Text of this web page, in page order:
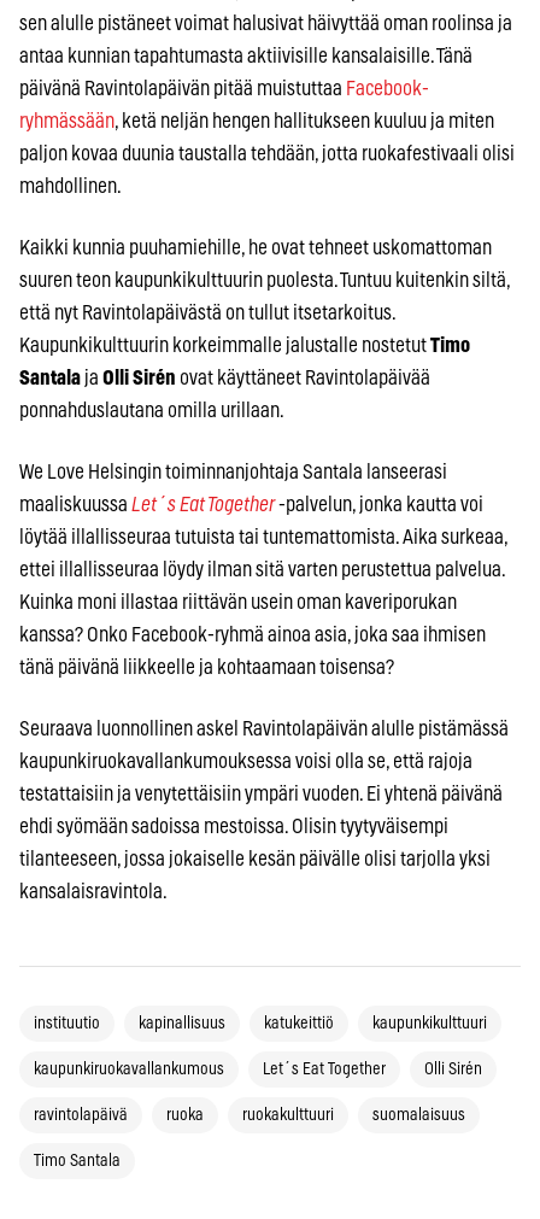
sen alulle pistäneet voimat halusivat häivyttää oman roolinsa ja
antaa kunnian tapahtumasta aktiivisille kansalaisille. Tänä
päivänä Ravintolapäivän pitää muistuttaa Facebook-
ryhmässään, ketä neljän hengen hallitukseen kuuluu ja miten
paljon kovaa duunia taustalla tehdään, jotta ruokafestivaali olisi
mahdollinen.
Kaikki kunnia puuhamiehille, he ovat tehneet uskomattoman
suuren teon kaupunkikulttuurin puolesta. Tuntuu kuitenkin siltä,
että nyt Ravintolapäivästä on tullut itsetarkoitus.
Kaupunkikulttuurin korkeimmalle jalustalle nostetutTimo
Santala ja Olli Sirén ovat käyttäneet Ravintolapäivää
ponnahduslautana omilla urillaan.
We Love Helsingin toiminnanjohtaja Santala lanseerasi
maaliskuussa Let´s Eat Together-palvelun, jonka kautta voi
löytää illallisseuraa tutuista tai tuntemattomista. Aika surkeaa,
ettei illallisseuraa löydy ilman sitä varten perustettua palvelua.
Kuinka moni illastaa riittävän usein oman kaveriporukan
kanssa? Onko Facebook-ryhmä ainoa asia, joka saa ihmisen
tänä päivänä liikkeelle ja kohtaamaan toisensa?
Seuraava luonnollinen askel Ravintolapäivän alulle pistämässä
kaupunkiruokavallankumouksessa voisi olla se, että rajoja
testattaisiin ja venytettäisiin ympäri vuoden. Ei yhtenä päivänä
ehdi syömään sadoissa mestoissa. Olisin tyytyväisempi
tilanteeseen, jossa jokaiselle kesän päivälle olisi tarjolla yksi
kansalaisravintola.
instituutio kapinallisuus katukeittiö kaupunkikulttuuri
kaupunkiruokavallankumous Let´s Eat Together Olli Sirén
ravintolapäivä ruoka ruokakulttuuri suomalaisuus
Timo Santala